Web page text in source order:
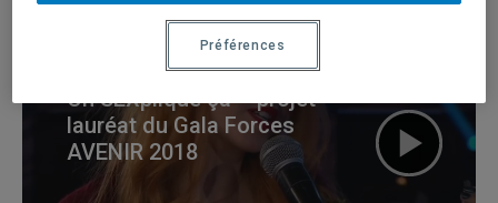
On SEXplique ça – projet
lauréat du Gala Forces
AVENIR 2018
Préférences